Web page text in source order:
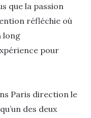
que la passion
réfléchie où
long
pour
Paris direction le
des deux